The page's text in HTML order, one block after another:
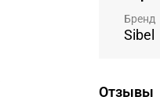
Бренд
Sibel
Отзывы